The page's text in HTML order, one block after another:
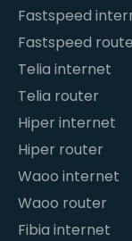
Fastspeed
Fastspeed
Telia internet
Telia router
Hiper internet
Hiper router
Waoo internet
Waoo router
Fibia internet